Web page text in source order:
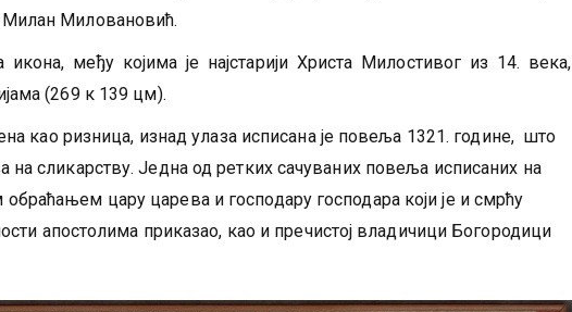
Миловановић.
међу којима је најстарији Христа Милостивог из 14. века,
(269 к 139 цм).
као ризница, изнад улаза исписана је повеља 1321. године, што
сликарству. Једна од ретких сачуваних повеља исписаних на
цару царева и господару господара који је и смрћу
апостолима приказао, као и пречистој владичици Богородици